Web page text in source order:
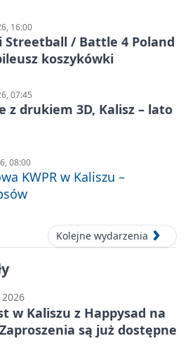
16:00
Streetball / Battle 4 Poland
koszykówki
07:45
z drukiem 3D, Kalisz – lato
08:00
KWPR w Kaliszu –
Kolejne wydarzenia
w Kaliszu z Happysad na
są już dostępne